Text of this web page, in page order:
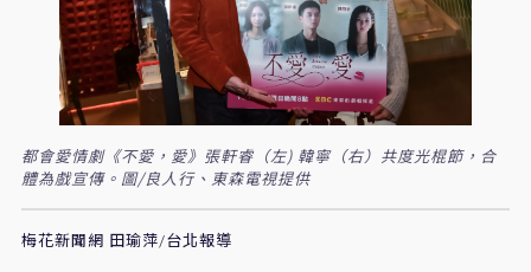
都會愛情劇《不愛，愛》張軒睿（左) 韓寧（右）共度光棍節，合
體為戲宣傳。圖/良人行、東森電視提供
梅花新聞網 田瑜萍/台北報導